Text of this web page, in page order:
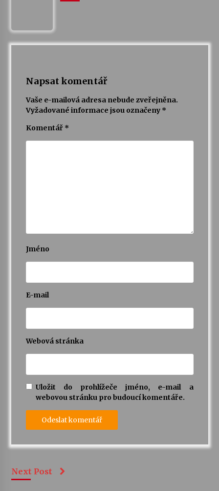
Napsat komentář
Vaše e-mailová adresa nebude zveřejněna.
Vyžadované informace jsou označeny *
Komentář *
Jméno
E-mail
Webová stránka
Uložit do prohlížeče jméno, e-mail a
webovou stránku pro budoucí komentáře.
Next Post